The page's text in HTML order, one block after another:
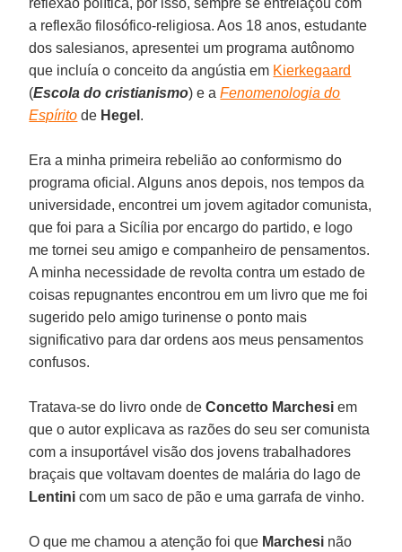
a reflexão filosófico-religiosa. Aos 18 anos, estudante
dos salesianos, apresentei um programa autônomo
que incluía o conceito da angústia em Kierkegaard
(Escola do cristianismo) e aFenomenologia do
Espírito de Hegel .
Era a minha primeira rebelião ao conformismo do
programa oficial. Alguns anos depois, nos tempos da
universidade, encontrei um jovem agitador comunista,
que foi para a Sicília por encargo do partido, e logo
me tornei seu amigo e companheiro de pensamentos.
A minha necessidade de revolta contra um estado de
coisas repugnantes encontrou em um livro que me foi
sugerido pelo amigo turinense o ponto mais
significativo para dar ordens aos meus pensamentos
confusos.
Tratava-se do livro onde deConcetto Marchesiem
que o autor explicava as razões do seu ser comunista
com a insuportável visão dos jovens trabalhadores
braçais que voltavam doentes de malária do lago de
Lentinicom um saco de pão e uma garrafa de vinho.
O que me chamou a atenção foi que Marchesi não